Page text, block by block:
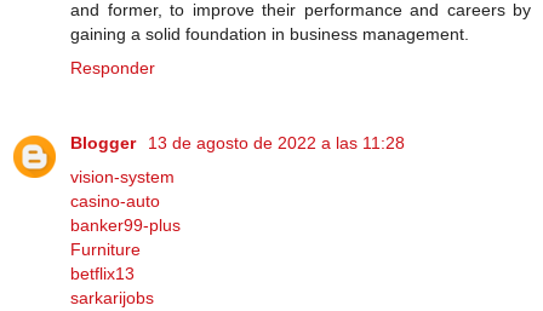
and former, to improve their performance and careers by
gaining a solid foundation in business management.
Responder
Blogger
13 de agosto de 2022 a las 11:28
vision-system
casino-auto
banker99-plus
Furniture
betflix13
sarkarijobs